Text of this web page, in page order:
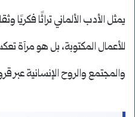
يمثل الأدب الألماني تراثًا فكريًا
للأعمال المكتوبة، بل هو مرآة
والمجتمع والروح الإنسانية عبر